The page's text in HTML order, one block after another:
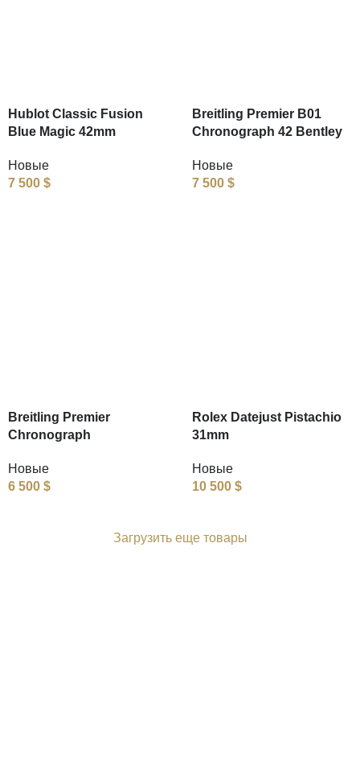
Hublot Classic Fusion
Blue Magic 42mm
Новые
7 500 $
Breitling Premier B01
Chronograph 42 Bentley
Новые
7 500 $
Breitling Premier
Chronograph
Новые
6 500 $
Rolex Datejust Pistachio
31mm
Новые
10 500 $
Загрузить еще товары